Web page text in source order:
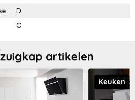
D
C
artikelen
Keuken